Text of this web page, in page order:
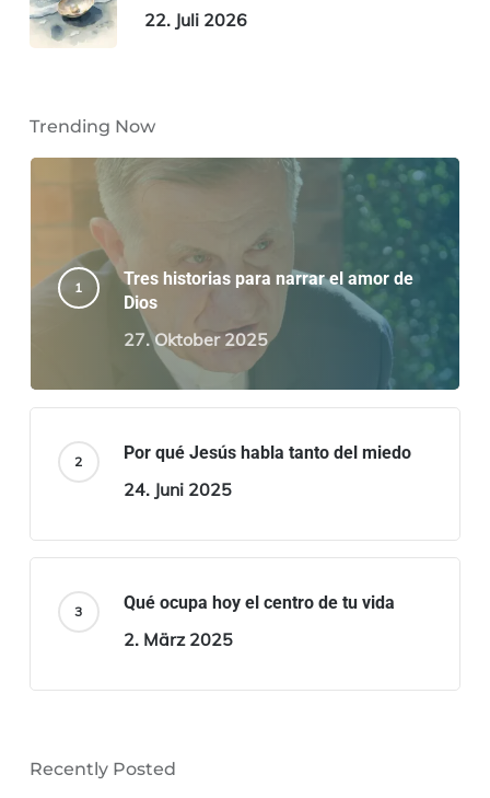
22. Juli 2026
Trending Now
Tres historias para narrar el amor de
Dios
27. Oktober 2025
Por qué Jesús habla tanto del miedo
24. Juni 2025
Qué ocupa hoy el centro de tu vida
2. März 2025
Recently Posted